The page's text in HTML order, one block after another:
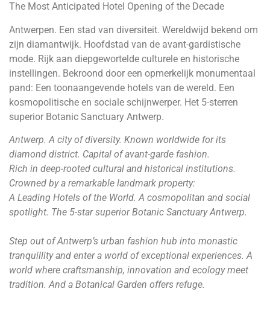
The Most Anticipated Hotel Opening of the Decade
Antwerpen. Een stad van diversiteit. Wereldwijd bekend om
zijn diamantwijk. Hoofdstad van de avant-gardistische
mode. Rijk aan diepgewortelde culturele en historische
instellingen. Bekroond door een opmerkelijk monumentaal
pand: Een toonaangevende hotels van de wereld. Een
kosmopolitische en sociale schijnwerper. Het 5-sterren
superior Botanic Sanctuary Antwerp.
Antwerp. A city of diversity. Known worldwide for its
diamond district. Capital of avant-garde fashion.
Rich in deep-rooted cultural and historical institutions.
Crowned by a remarkable landmark property:
A Leading Hotels of the World. A cosmopolitan and social
spotlight. The 5-star superior Botanic Sanctuary Antwerp.
Step out of Antwerp’s urban fashion hub into monastic
tranquillity and enter a world of exceptional experiences. A
world where craftsmanship, innovation and ecology meet
tradition. And a Botanical Garden offers refuge.